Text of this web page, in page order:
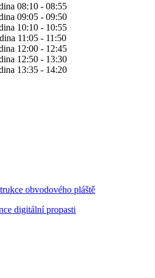
08:10 - 08:55
09:05 - 09:50
10:10 - 10:55
11:05 - 11:50
12:00 - 12:45
12:50 - 13:30
13:35 - 14:20
obvodového pláště
digitální propasti